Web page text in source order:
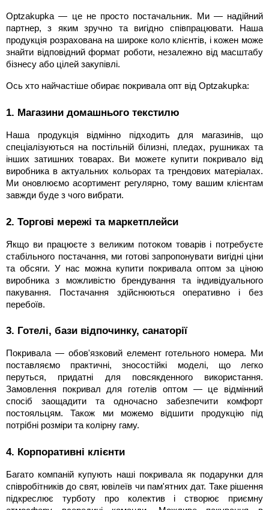
Optzakupka — це не просто постачальник. Ми — надійний
партнер, з яким зручно та вигідно співпрацювати. Наша
продукція розрахована на широке коло клієнтів, і кожен може
знайти відповідний формат роботи, незалежно від масштабу
бізнесу або цілей закупівлі.
Ось хто найчастіше обирає покривала опт від Optzakupka:
1. Магазини домашнього текстилю
Наша продукція відмінно підходить для магазинів, що
спеціалізуються на постільній білизні, пледах, рушниках та
інших затишних товарах. Ви можете купити покривало від
виробника в актуальних кольорах та трендових матеріалах.
Ми оновлюємо асортимент регулярно, тому вашим клієнтам
завжди буде з чого вибрати.
2. Торгові мережі та маркетплейси
Якщо ви працюєте з великим потоком товарів і потребуєте
стабільного постачання, ми готові запропонувати вигідні ціни
та обсяги. У нас можна купити покривала оптом за ціною
виробника з можливістю брендування та індивідуального
пакування. Постачання здійснюються оперативно і без
перебоїв.
3. Готелі, бази відпочинку, санаторії
Покривала — обов'язковий елемент готельного номера. Ми
поставляємо практичні, зносостійкі моделі, що легко
перуться, придатні для повсякденного використання.
Замовлення покривал для готелів оптом — це відмінний
спосіб заощадити та одночасно забезпечити комфорт
постояльцям. Також ми можемо відшити продукцію під
потрібні розміри та колірну гаму.
4. Корпоративні клієнти
Багато компаній купують наші покривала як подарунки для
співробітників до свят, ювілеїв чи пам'ятних дат. Таке рішення
підкреслює турботу про колектив і створює приємну